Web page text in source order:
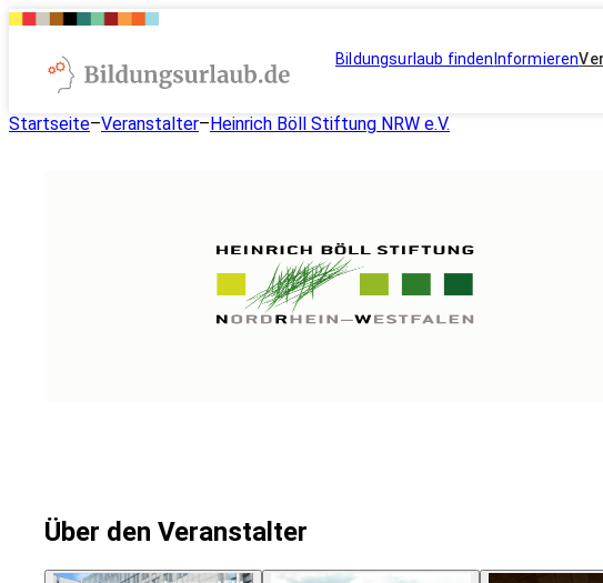
Bildungsurlaub finden Informieren
Startseite–Veranstalter–Heinrich Böll Stiftung NRW e.V.
Über den Veranstalter